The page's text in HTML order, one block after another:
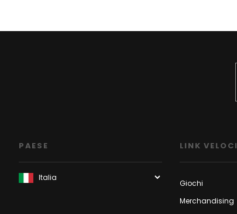
PAESE LINK VELOCI
Giochi
Merchandising